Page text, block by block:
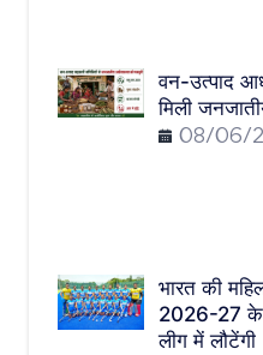
वन-उत्पाद
मिली
08/06/
भारत की
2026-27 के
लीग में लौटेंगी